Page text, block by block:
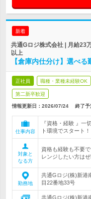
新着
共通Gロジ株式会社 | 月給23
以上
【倉庫内仕分け】選べ
正社員 職種・業種未経験OK
第二新卒歓迎
情報更新日：2026/07/24 終了予
仕事内容
『資格・経験 』一
ト環境でスタート！
対象と
なる方
資格も経験も不要
レンジしたい方は
勤務地
共通Gロジ(株)新港
目22番地33号
共通Gロジ(株)新港